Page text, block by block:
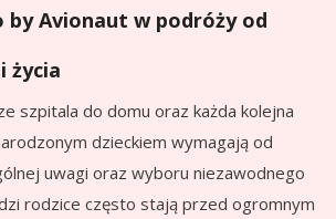
by Avionaut w podróży od
życia
szpitala do domu oraz każda kolejna
dzieckiem wymagają od
uwagi oraz wyboru niezawodnego
rodzice często stają przed ogromnym